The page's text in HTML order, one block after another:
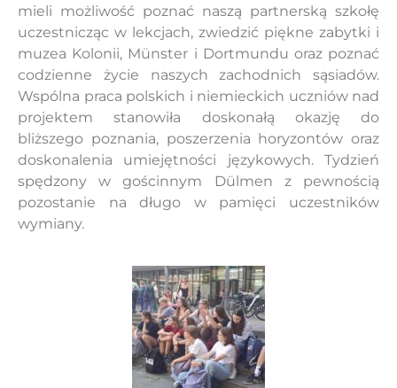
mieli możliwość poznać naszą partnerską szkołę
uczestnicząc w lekcjach, zwiedzić piękne zabytki i
muzea Kolonii, Münster i Dortmundu oraz poznać
codzienne życie naszych zachodnich sąsiadów.
Wspólna praca polskich i niemieckich uczniów nad
projektem stanowiła doskonałą okazję do
bliższego poznania, poszerzenia horyzontów oraz
doskonalenia umiejętności językowych. Tydzień
spędzony w gościnnym Dülmen z pewnością
pozostanie na długo w pamięci uczestników
wymiany.